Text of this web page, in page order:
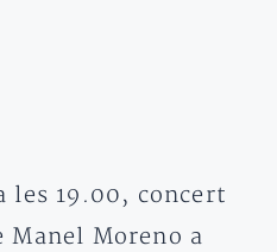
les 19.00, concert
Manel Moreno a